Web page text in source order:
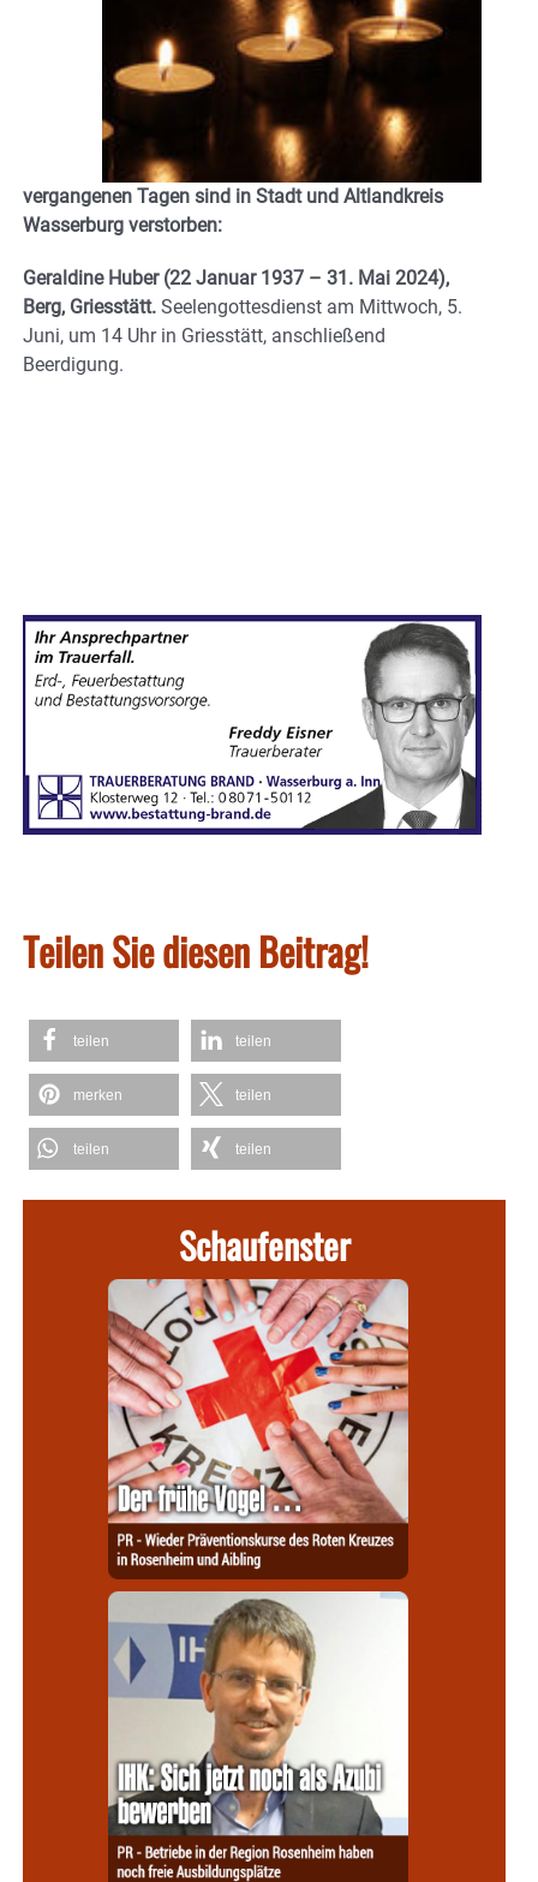
vergangenen Tagen sind in Stadt und Altlandkreis
Wasserburg verstorben:
Geraldine Huber (22 Januar 1937 – 31. Mai 2024),
Berg, Griesstätt. Seelengottesdienst am Mittwoch, 5.
Juni, um 14 Uhr in Griesstätt, anschließend
Beerdigung.
Teilen Sie diesen Beitrag!
teilen teilen
merken teilen
teilen teilen
Schaufenster